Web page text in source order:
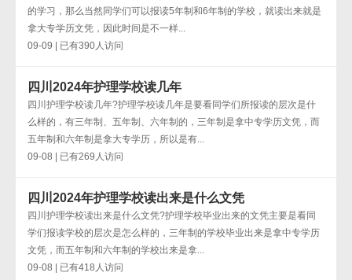
的学习，那么当然同学们可以报读5年制和6年制的学校，就读出来就是
拿大专学历文凭，因此时间是不一样...
09-09 | 已有390人访问
四川2024年护理学校读几年
四川护理学校读几年?护理学校读几年是要看同学们所报读的层次是什
么样的，有三年制、五年制、六年制的，三年制是拿中专学历文凭，而
五年制和六年制是拿大专学历，所以是有...
09-08 | 已有269人访问
四川2024年护理学校读出来是什么文凭
四川护理学校读出来是什么文凭?护理学校毕业出来的文凭主要是看同
学们报读学校的层次是怎么样的，三年制的学校毕业出来是拿中专学历
文凭，而五年制和六年制的学校出来是拿...
09-08 | 已有418人访问